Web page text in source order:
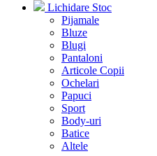
Lichidare Stoc
Pijamale
Bluze
Blugi
Pantaloni
Articole Copii
Ochelari
Papuci
Sport
Body-uri
Batice
Altele